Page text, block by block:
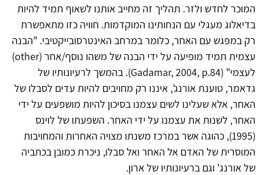
המוכר לחדש ולזר. תהליך זה מחייב אותנו לשאוף תמיד להיות
בדיאלוג מעגלי עם הנחותינו המוקדמות. חוויה כזו מתאפשרת
רק במפגש עם האחר, כלומר במרחב האינטרסובייקטיבי. "הבנה
עצמית תמיד מופיעה על ידי הבנה של משהו נוסף/אחר (other)
לעצמי" (Gadamar, 2004, p.84). בהמשך לרעיונותיו של
גדאמר, טוענת אורנג', איננו רק מחויבים להיות עדים לסבלו של
האחר, אלא שעלינו לשים עצמנו בסיכון להיות מושפעים על ידי
האחר, לשנות את עצמנו על ידי האחר. השפעתו של לוינס
(1995), כהוגה אשר במרכז משנתו מצויה האחרות והמחויבות
המוסרית של האדם אל האחר ואל סבלו, ניכרת כמובן בכתביה
של אורנג' וגם ברעיונותיו של ארון.